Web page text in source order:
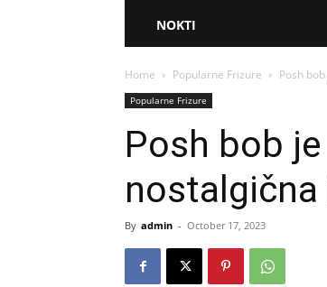
NOKTI
Home Popularne Frizure Posh
Popularne Frizure
Posh bob
By admin - October 17, 2023